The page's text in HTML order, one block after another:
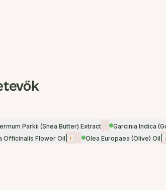
Parkii (Shea Butter) Extract Garcinia Indica
Officinalis Flower Oil
i Olea Europaea (Olive) Oil